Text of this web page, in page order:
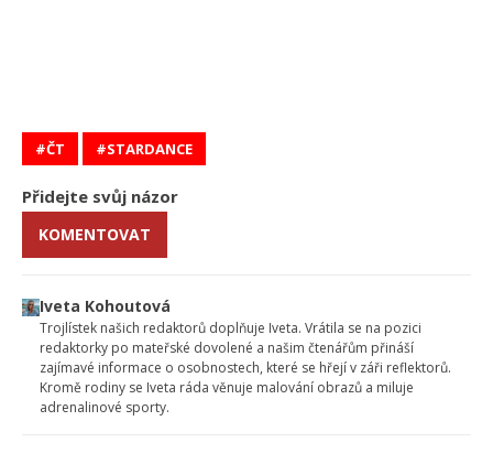
ČT STARDANCE
Přidejte svůj názor
KOMENTOVAT
Iveta Kohoutová
Trojlístek našich redaktorů doplňuje Iveta. Vrátila se na pozici
redaktorky po mateřské dovolené a našim čtenářům přináší
zajímavé informace o osobnostech, které se hřejí v záři reflektorů.
Kromě rodiny se Iveta ráda věnuje malování obrazů a miluje
adrenalinové sporty.